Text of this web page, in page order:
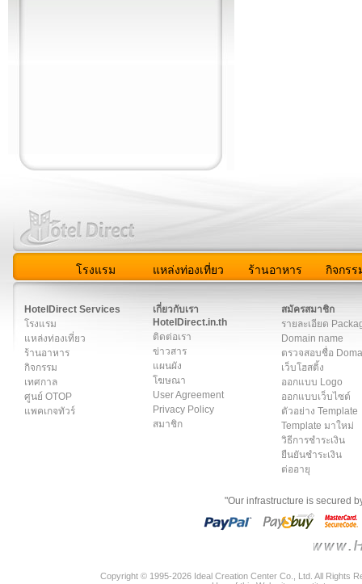
โรงแรม แหล่งท่องเที่ยว ร้านอาหาร กิจกรร
HotelDirect Services
โรงแรม
แหล่งท่องเที่ยว
ร้านอาหาร
กิจกรรม
เทศกาล
ศูนย์ OTOP
แพคเกจทัวร์
เกี่ยวกับเรา
HotelDirect.in.th
ติดต่อเรา
ข่าวสาร
แผนผัง
โฆษณา
User Agreement
Privacy Policy
สมาชิก
สมัครสมาชิก
รายละเอียด
Domain name
ตรวจสอบชื่อ
เว็บโฮสติ้ง
ออกแบบ Logo
ออกแบบเว็บไซต์
ตัวอย่าง Template
Template มาใหม่
วิธีการชำระเงิน
ยืนยันชำระเงิน
ต่ออายุ
"Our infrastructure is secured
Copyright © 1995-2026 Ideal Creation Center Co., Ltd. All Rights